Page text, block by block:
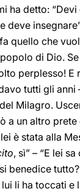
ha detto:
quello che
di Dio.
perplesso! E
tutti gli anni
Milagro.
a un altro
è stata alla
, sì” – “E lei
benedice
li ha toccati